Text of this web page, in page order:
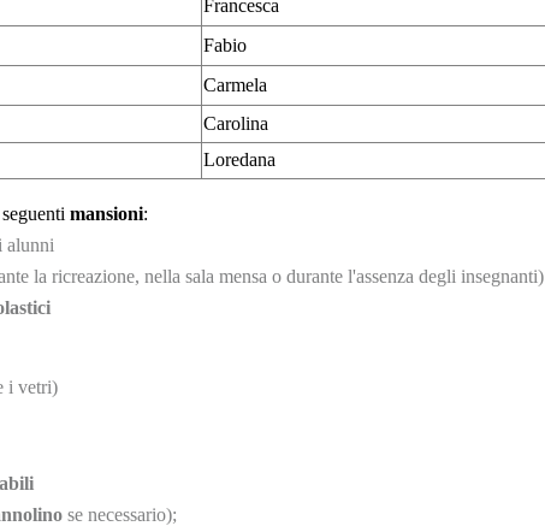
Francesca
Fabio
Carmela
Carolina
Loredana
mansioni:
alunni
la ricreazione, nella sala mensa o durante l'assenza degli insegnanti)
i vetri)
se necessario);